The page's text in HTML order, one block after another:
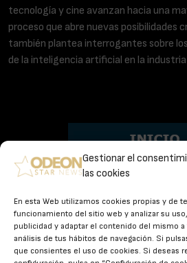
Gestionar el
las cookies
En esta Web utilizamos cookies propias y de
funcionamiento del sitio web y analizar su
publicidad y adaptar el contenido del mismo
análisis de tus hábitos de navegación. Si
que consientes el uso de cookies. Si deseas
tecnología y cine avanzan hacia una
proceso que abre nuevas posibilidades
también plantea interrogantes sobre
de la inteligencia artificial en la
Avances